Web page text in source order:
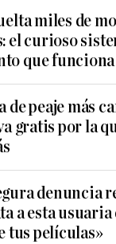
miles de
el curioso
que funciona
de peaje más
gratis por la
denuncia
a esta usuaria
tus películas»